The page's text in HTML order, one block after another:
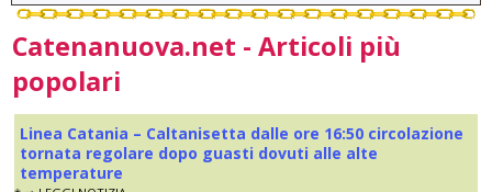
Catenanuova.net - Articoli più
popolari
Linea Catania – Caltanisetta dalle ore 16:50 circolazione
tornata regolare dopo guasti dovuti alle alte
temperature